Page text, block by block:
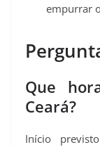
empurrar
Que
Ceará?
Início